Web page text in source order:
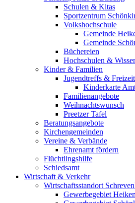
Schulen & Kitas
Sportzentrum
Volkshochschule
Gemeinde
Gemeinde
Büchereien
Hochschulen &
Kinder & Familien
Jugendtreffs &
Kinderkarte
Familienangebote
Weihnachtswunsch
Preetzer Tafel
Beratungsangebote
Kirchengemeinden
Vereine & Verbände
Ehrenamt fördern
Flüchtlingshilfe
Schiedsamt
Wirtschaft & Verkehr
Wirtschaftsstandort
Gewerbegebiet